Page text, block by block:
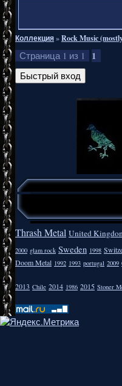
Коллекция»Rock Music
Страница 1 из 1 1
Thrash Metal United
2000 glam rock Sweden 1998
Doom Metal 1992 1993 portugal 2009
2013 Chile 2014 1986 2015 Stoner